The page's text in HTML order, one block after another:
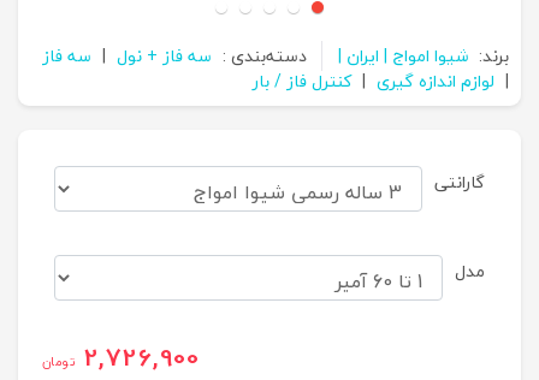
برند: شیوا امواج | ایران | دسته‌بندی : سه فاز + نول | سه فاز
| لوازم اندازه گیری | کنترل فاز / بار
گارانتی
مدل
2,726,900 تومان